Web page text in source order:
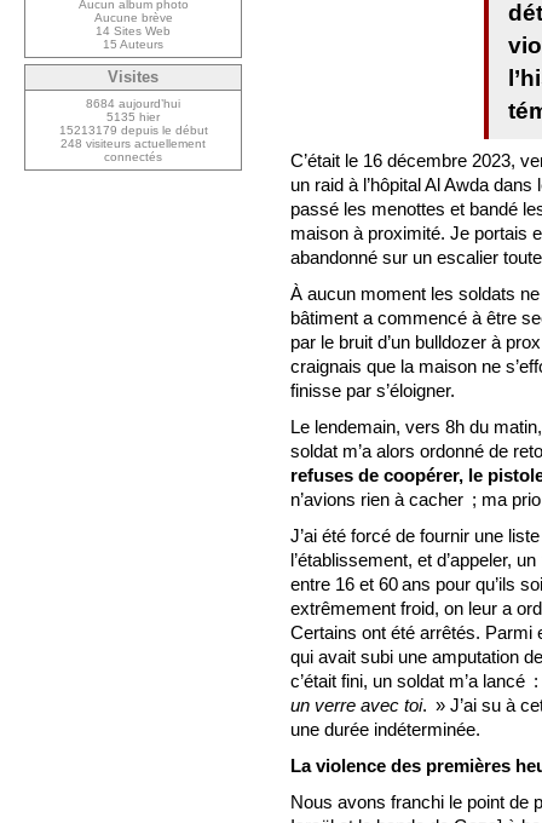
C’était le 16 décembre 2023,
un raid à l’hôpital Al Awda
passé les menottes et bandé
maison à proximité. Je portais
abandonné sur un escalier
À aucun moment les soldats
bâtiment a commencé à être
par le bruit d’un bulldozer à
craignais que la maison ne
finisse par s’éloigner.
Le lendemain, vers 8h du
soldat m’a alors ordonné de
refuses de coopérer, le
n’avions rien à cacher ; ma
J’ai été forcé de fournir une
l’établissement, et d’appeler,
entre 16 et 60 ans pour qu’ils
extrêmement froid, on leur a
Certains ont été arrêtés. Parmi
qui avait subi une amputation
c’était fini, un soldat m’a lancé
un verre avec toi. » J’ai su à
une durée indéterminée.
La violence des premières
Nous avons franchi le point de
Aucun album photo
Aucune brève
14 Sites Web
15 Auteurs
Visites
8684 aujourd’hui
5135 hier
15213179 depuis le début
248 visiteurs actuellement
connectés